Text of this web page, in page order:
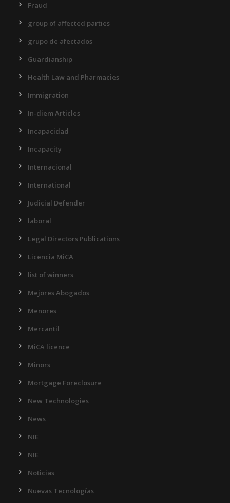
Fraud
group of affected parties
grupo de afectados
Guardianship
Health Law and Pharmacies
Immigration
In-diem Articles
Incapacidad
Incapacity
Internacional
International
Judicial Defender
laboral
Legal Directors Publications
Licencia MiCA
list of winners
Mejores Abogados
Menores
Mercantil
MiCA licence
Minors
Mortgage Foreclosure
New Technologies
News
NIE
NIE
Noticias
Nuevas Tecnologías